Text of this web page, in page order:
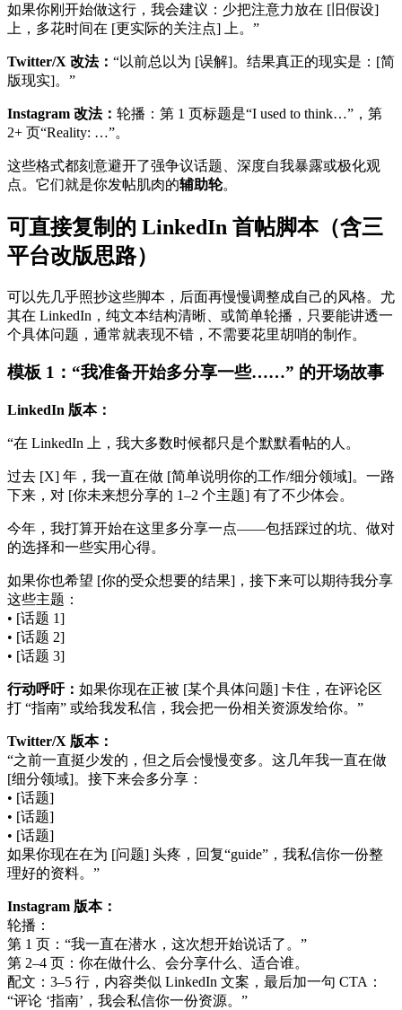
如果你刚开始做这行，我会建议：少把注意力放在 [旧假设]
上，多花时间在 [更实际的关注点] 上。”
Twitter/X 改法： “以前总以为 [误解]。结果真正的现实是：[简
版现实]。”
Instagram 改法： 轮播：第 1 页标题是“I used to think…”，第
2+ 页“Reality: …”。
这些格式都刻意避开了强争议话题、深度自我暴露或极化观
点。它们就是你发帖肌肉的辅助轮。
可直接复制的 LinkedIn 首帖脚本（含三
平台改版思路）
可以先几乎照抄这些脚本，后面再慢慢调整成自己的风格。尤
其在 LinkedIn，纯文本结构清晰、或简单轮播，只要能讲透一
个具体问题，通常就表现不错，不需要花里胡哨的制作。
模板 1：“我准备开始多分享一些……” 的开场故事
LinkedIn 版本：
“在 LinkedIn 上，我大多数时候都只是个默默看帖的人。
过去 [X] 年，我一直在做 [简单说明你的工作/细分领域]。一路
下来，对 [你未来想分享的 1–2 个主题] 有了不少体会。
今年，我打算开始在这里多分享一点——包括踩过的坑、做对
的选择和一些实用心得。
如果你也希望 [你的受众想要的结果]，接下来可以期待我分享
这些主题：
• [话题 1]
• [话题 2]
• [话题 3]
行动呼吁： 如果你现在正被 [某个具体问题] 卡住，在评论区
打 “指南” 或给我发私信，我会把一份相关资源发给你。”
Twitter/X 版本：
“之前一直挺少发的，但之后会慢慢变多。这几年我一直在做
[细分领域]。接下来会多分享：
• [话题]
• [话题]
• [话题]
如果你现在在为 [问题] 头疼，回复“guide”，我私信你一份整
理好的资料。”
Instagram 版本：
轮播：
第 1 页：“我一直在潜水，这次想开始说话了。”
第 2–4 页：你在做什么、会分享什么、适合谁。
配文：3–5 行，内容类似 LinkedIn 文案，最后加一句 CTA：
“评论 ‘指南’，我会私信你一份资源。”